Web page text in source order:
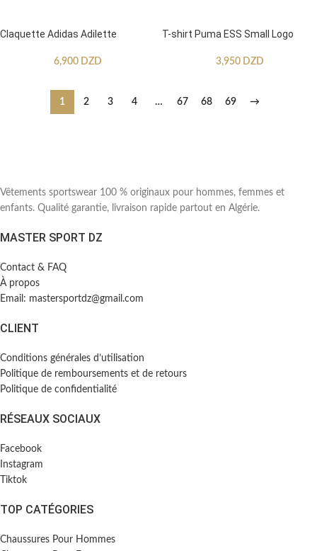
Claquette Adidas Adilette
6,900 DZD
T-shirt Puma ESS Small Logo
3,950 DZD
1 2 3 4 … 67 68 69 →
Vêtements sportswear 100 % originaux pour hommes, femmes et
enfants. Qualité garantie, livraison rapide partout en Algérie.
MASTER SPORT DZ
Contact & FAQ
À propos
Email: mastersportdz@gmail.com
CLIENT
Conditions générales d’utilisation
Politique de remboursements et de retours
Politique de confidentialité
RÉSEAUX SOCIAUX
Facebook
Instagram
Tiktok
TOP CATÉGORIES
Chaussures Pour Hommes